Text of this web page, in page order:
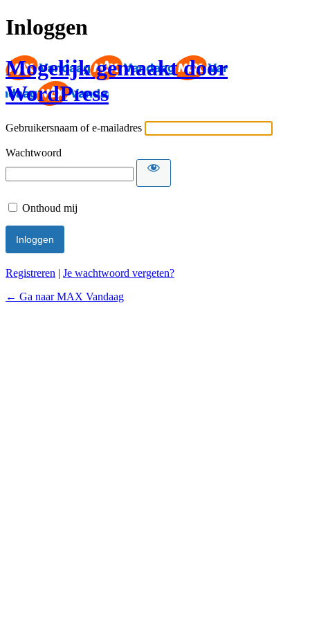
Inloggen
Mogelijk gemaakt door
WordPress
Gebruikersnaam of e-mailadres
Wachtwoord
Onthoud mij
Registreren | Je wachtwoord vergeten?
← Ga naar MAX Vandaag